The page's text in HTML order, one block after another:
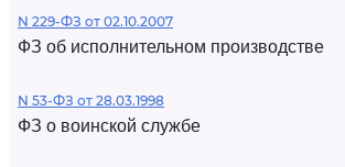
N 229-ФЗ от 02.10.2007
ФЗ об исполнительном производстве
N 53-ФЗ от 28.03.1998
ФЗ о воинской службе